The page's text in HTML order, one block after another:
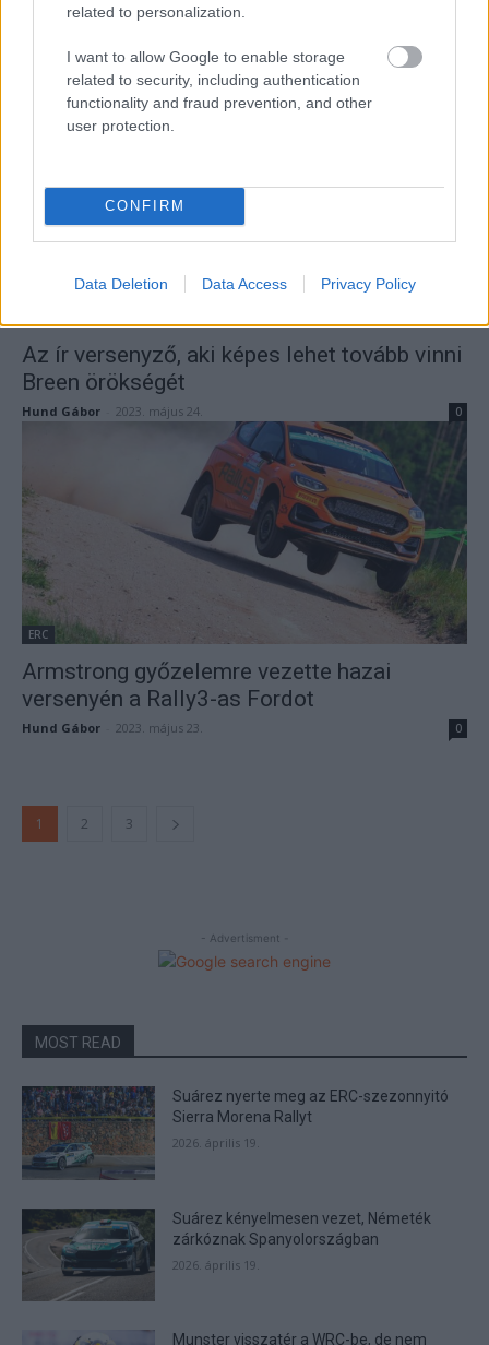
related to personalization.
I want to allow Google to enable storage
related to security, including authentication
functionality and fraud prevention, and other
user protection.
CONFIRM
Data Deletion Data Access Privacy Policy
Hund Gábor 2023. május 26.
Az ír versenyző, aki képes lehet tovább vinni
Breen örökségét
Hund Gábor 2023. május 24. 0
ERC
Armstrong győzelemre vezette hazai
versenyén a Rally3-as Fordot
Hund Gábor 2023. május 23. 0
1 2 3
- Advertisment -
MOST READ
Suárez nyerte meg az ERC-szezonnyitó
Sierra Morena Rallyt
2026. április 19.
Suárez kényelmesen vezet, Németék
zárkóznak Spanyolországban
2026. április 19.
Munster visszatér a WRC-be, de nem